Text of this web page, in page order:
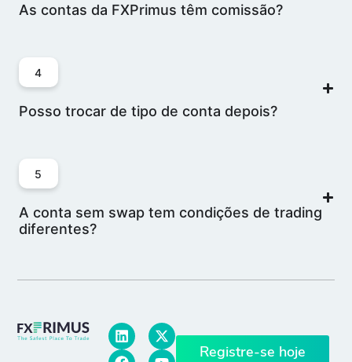
As contas da FXPrimus têm comissão?
4
Posso trocar de tipo de conta depois?
5
A conta sem swap tem condições de trading
diferentes?
Registre-se hoje